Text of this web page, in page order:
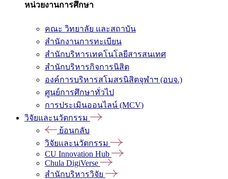
หน่วยงานการศึกษา
คณะ วิทยาลัย และสถาบัน
สำนักงานการทะเบียน
สำนักบริหารเทคโนโลยีสารสนเทศ
สำนักบริหารกิจการนิสิต
องค์การบริหารสโมสรนิสิตจุฬาฯ (อบจ.)
ศูนย์การศึกษาทั่วไป
การประเมินออนไลน์ (MCV)
วิจัยและนวัตกรรม
ย้อนกลับ
วิจัยและนวัตกรรม
CU Innovation Hub
Chula DigiVerse
สำนักบริหารวิจัย